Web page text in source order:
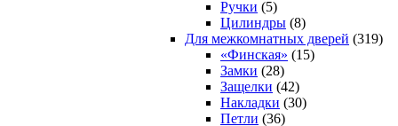
Ручки (5)
Цилиндры (8)
Для межкомнатных дверей (319)
«Финская» (15)
Замки (28)
Защелки (42)
Накладки (30)
Петли (36)